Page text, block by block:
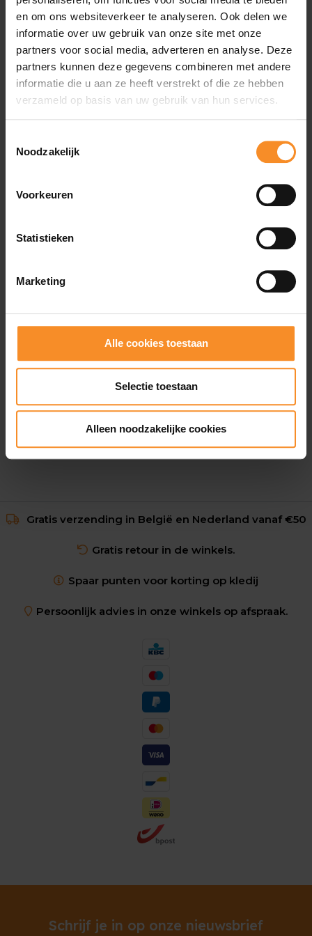
en om ons websiteverkeer te analyseren. Ook delen we
informatie over uw gebruik van onze site met onze
partners voor social media, adverteren en analyse. Deze
partners kunnen deze gegevens combineren met andere
informatie die u aan ze heeft verstrekt of die ze hebben
verzameld op basis van uw gebruik van hun services.
Noodzakelijk
Voorkeuren
Statistieken
Marketing
Alle cookies toestaan
Selectie toestaan
Alleen noodzakelijke cookies
Wat je misschien ook leuk vindt
Nike Zoom Rival XC 6 Unisex
€ 84.95 € 68.00
- 20
Gratis verzending in België en Nederland vanaf €50
Gratis retour in de winkels.
Spaar punten voor korting op kledij
Persoonlijk advies in onze winkels op afspraak.
Schrijf je in op onze nieuwsbrief